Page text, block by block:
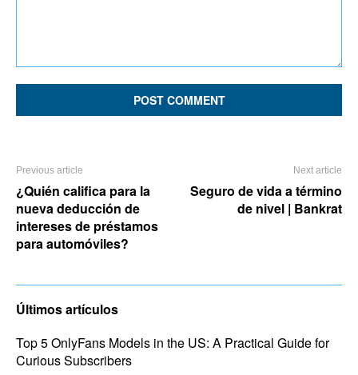
Previous article
¿Quién califica para la
nueva deducción de
intereses de préstamos
para automóviles?
Next article
Seguro de vida a término
de nivel | Bankrat
Últimos artículos
Top 5 OnlyFans Models in the US: A Practical Guide for
Curious Subscribers